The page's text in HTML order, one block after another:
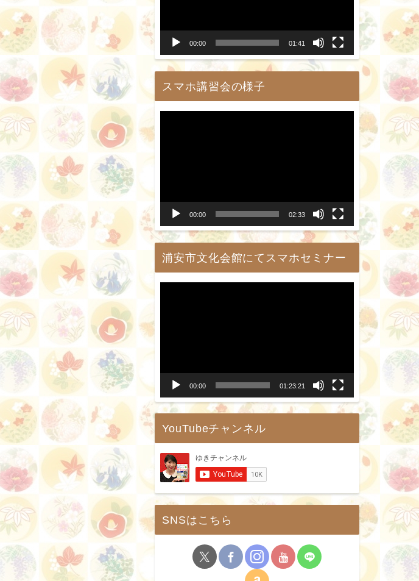
ー
00:00 01:41
スマホ講習会の様子
ー
00:00 02:33
浦安市文化会館にてスマホセミナー
ー
00:00 01:23:21
YouTubeチャンネル
SNSはこちら